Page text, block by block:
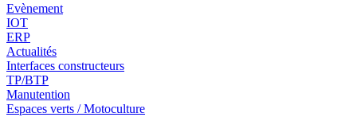
Evènement
IOT
ERP
Actualités
Interfaces constructeurs
TP/BTP
Manutention
Espaces verts / Motoculture